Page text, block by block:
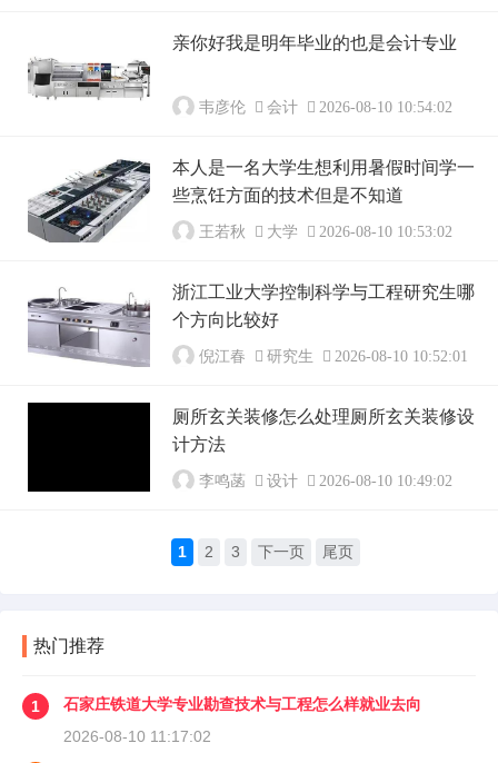
亲你好我是明年毕业的也是会计专业
韦彦伦 会计 2026-08-10 10:54:02
本人是一名大学生想利用暑假时间学一
些烹饪方面的技术但是不知道
王若秋 大学 2026-08-10 10:53:02
浙江工业大学控制科学与工程研究生哪
个方向比较好
倪江春 研究生 2026-08-10 10:52:01
厕所玄关装修怎么处理厕所玄关装修设
计方法
李鸣菡 设计 2026-08-10 10:49:02
1 2 3 下一页 尾页
热门推荐
1
石家庄铁道大学专业勘查技术与工程怎么样就业去向
2026-08-10 11:17:02